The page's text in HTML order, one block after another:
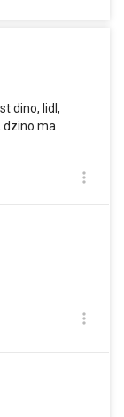
dino, lidl,
dzino ma